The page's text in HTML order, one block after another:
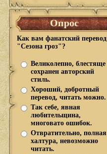
Опрос
Как вам фанатский перевод
"Сезона гроз"?
Великолепно, блестяще
сохранен авторский
стиль.
Хороший, добротный
перевод, читать можно.
Так себе, явная
любительщина,
многовато ошибок.
Отвратительно, полная
халтура, невозможно
читать.